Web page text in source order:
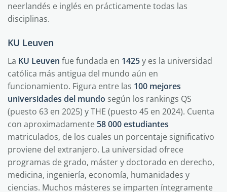
neerlandés e inglés en prácticamente todas las
disciplinas.
KU Leuven
La KU Leuven fue fundada en 1425y es la universidad
católica más antigua del mundo aún en
funcionamiento. Figura entre las 100 mejores
universidades del mundo según los rankings QS
(puesto 63 en 2025) y THE (puesto 45 en 2024). Cuenta
con aproximadamente 58 000 estudiantes
matriculados, de los cuales un porcentaje significativo
proviene del extranjero. La universidad ofrece
programas de grado, máster y doctorado en derecho,
medicina, ingeniería, economía, humanidades y
ciencias. Muchos másteres se imparten íntegramente